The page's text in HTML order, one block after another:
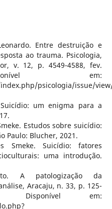
Entre destruição e
ao trauma. Psicologia,
v. 12, p. 4549-4588, fev.
em:
psicologia/issue/
Suicídio: um enigma para a
Estudos sobre suicídio:
Paulo: Blucher, 2021.
Smeke. Suicídio: fatores
uma introdução.
A patologização da
Aracaju, n. 33, p. 125-
em: